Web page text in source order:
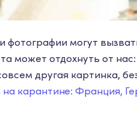
фотографии могут
может отдохнуть от
другая картинка,
карантине: Франция,